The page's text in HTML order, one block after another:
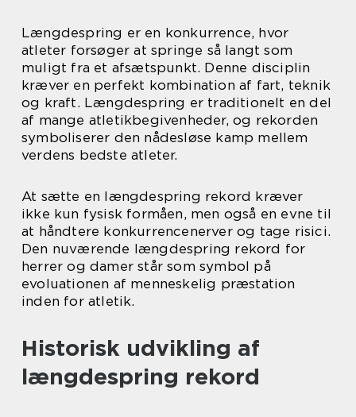
Længdespring er en konkurrence, hvor
atleter forsøger at springe så langt som
muligt fra et afsætspunkt. Denne disciplin
kræver en perfekt kombination af fart, teknik
og kraft. Længdespring er traditionelt en del
af mange atletikbegivenheder, og rekorden
symboliserer den nådesløse kamp mellem
verdens bedste atleter.
At sætte en længdespring rekord kræver
ikke kun fysisk formåen, men også en evne til
at håndtere konkurrencenerver og tage risici.
Den nuværende længdespring rekord for
herrer og damer står som symbol på
evoluationen af menneskelig præstation
inden for atletik.
Historisk udvikling af
længdespring rekord